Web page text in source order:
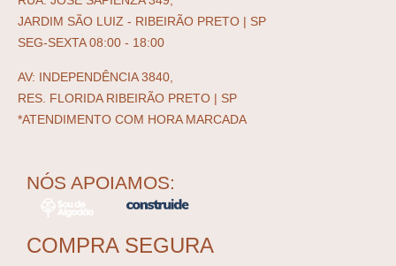
JARDIM SÃO LUIZ - RIBEIRÃO PRETO | SP
SEG-SEXTA 08:00 - 18:00
AV: INDEPENDÊNCIA 3840,
RES. FLORIDA RIBEIRÃO PRETO | SP
*ATENDIMENTO COM HORA MARCADA
NÓS APOIAMOS:
COMPRA SEGURA